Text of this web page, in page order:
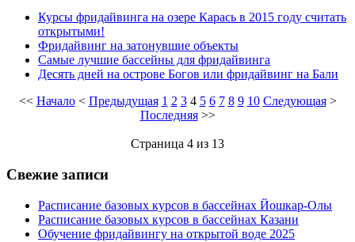
Курсы фридайвинга на озере Карась в 2015 году считать
открытыми!
Фридайвинг на затонувшие объекты
Самые лучшие бассейны для фридайвинга
Десять дней на острове Богов или фридайвинг на Бали
<< Начало< Предыдущая 1 2 3 4 5 6 7 8 9 10 Следующая>
Последняя>>
Страница 4 из 13
Свежие записи
Расписание базовых курсов в бассейнах Йошкар-Олы
Расписание базовых курсов в бассейнах Казани
Обучение фридайвингу на открытой воде 2025